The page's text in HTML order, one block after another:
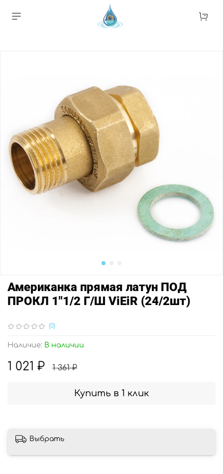
(0)
Наличие: В наличии
Американка прямая латун ПОД
ПРОКЛ 1"1/2 Г/Ш ViEiR (24/2шт)
1 021 ₽ 1 361 ₽
Купить в 1 клик
Выбрать